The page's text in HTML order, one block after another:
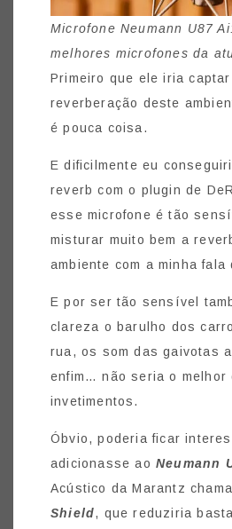
Microfone Neumann U87
melhores microfones da
Primeiro que ele iria
reverberação deste
é pouca coisa.
E dificilmente eu
reverb com o plugin de
esse microfone é tão
misturar muito bem a
ambiente com a minha fala
E por ser tão sensível
clareza o barulho dos
rua, os som das gaivotas
enfim… não seria o melhor
invetimentos.
Óbvio, poderia ficar
adicionasse ao Neumann
Acústico da Marantz
Shield, que reduziria